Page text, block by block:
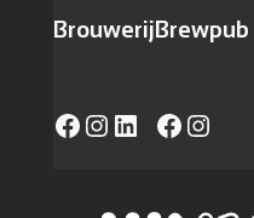
Brouwerij
Facebook Instagram LinkedIn
Brewpub
https://www.facebook.com/caferadvanwageningen/ Instagram